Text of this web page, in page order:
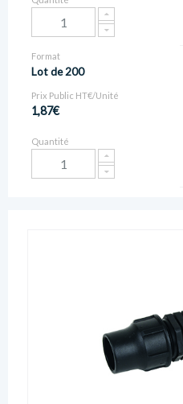
Format
Lot de 200
Prix Public HT€/Unité
1,87€
Quantité